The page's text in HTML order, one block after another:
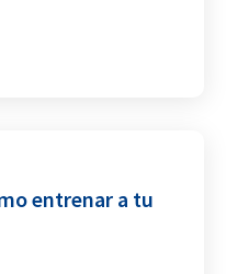
entrenar a tu